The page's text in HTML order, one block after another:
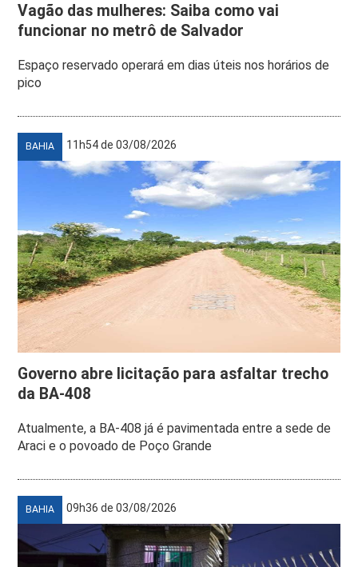
Vagão das mulheres: Saiba como vai
funcionar no metrô de Salvador
Espaço reservado operará em dias úteis nos horários de
pico
BAHIA 11h54 de 03/08/2026
Governo abre licitação para asfaltar trecho
da BA-408
Atualmente, a BA-408 já é pavimentada entre a sede de
Araci e o povoado de Poço Grande
BAHIA 09h36 de 03/08/2026